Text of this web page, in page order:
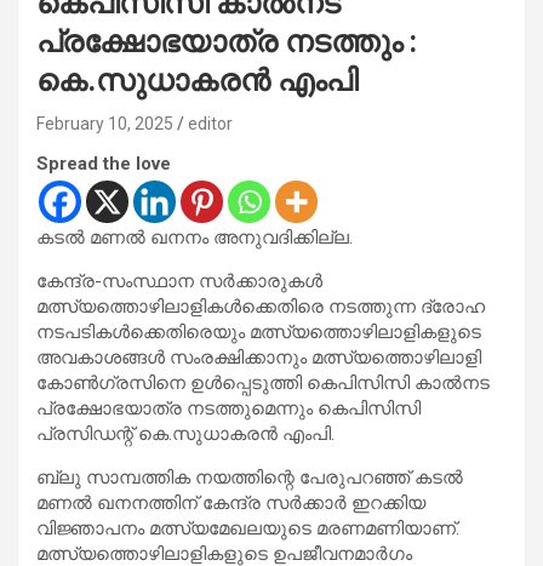
പ്രക്ഷോഭയാത്ര നടത്തും :
കെ.സുധാകരന്‍ എംപി
February 10, 2025 editor
Spread the love
കടല്‍ മണല്‍ ഖനനം അനുവദിക്കില്ല.
കേന്ദ്ര-സംസ്ഥാന സര്‍ക്കാരുകള്‍
മത്സ്യത്തൊഴിലാളികള്‍ക്കെതിരെ നടത്തുന്ന ദ്രോഹ
നടപടികള്‍ക്കെതിരെയും മത്സ്യത്തൊഴിലാളികളുടെ
അവകാശങ്ങള്‍ സംരക്ഷിക്കാനും മത്സ്യത്തൊഴിലാളി
കോണ്‍ഗ്രസിനെ ഉള്‍പ്പെടുത്തി കെപിസിസി കാല്‍നട
പ്രക്ഷോഭയാത്ര നടത്തുമെന്നും കെപിസിസി
പ്രസിഡന്റ് കെ.സുധാകരന്‍ എംപി.
ബ്ലു സാമ്പത്തിക നയത്തിന്റെ പേരുപറഞ്ഞ് കടല്‍
മണല്‍ ഖനനത്തിന് കേന്ദ്ര സര്‍ക്കാര്‍ ഇറക്കിയ
വിജ്ഞാപനം മത്സ്യമേഖലയുടെ മരണമണിയാണ്.
മത്സ്യത്തൊഴിലാളികളുടെ ഉപജീവനമാര്‍ഗം